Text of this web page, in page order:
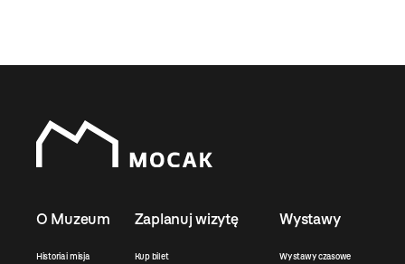
O Muzeum
Historia i misja
Zaplanuj wizytę
Kup bilet
Wystawy
Wystawy czasowe